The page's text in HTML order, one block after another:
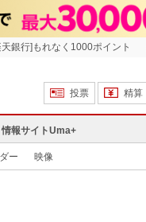
銀行]もれなく1000ポイント
投票
精算
情報サイトUma+
ー 映像